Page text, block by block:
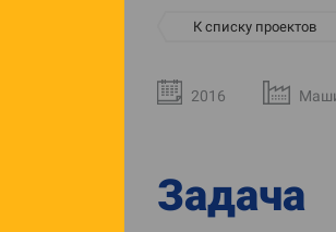
К списку проектов
2016
Задача